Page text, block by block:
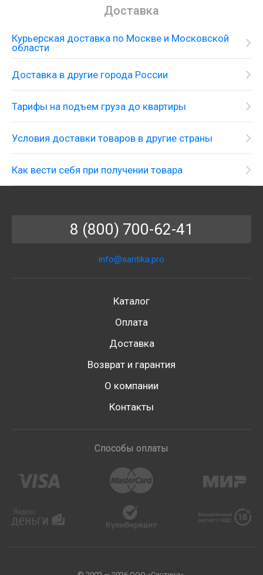
Доставка
Курьерская доставка по Москве и Московской
области
Доставка в другие города России
Тарифы на подъем груза до квартиры
Условия доставки товаров в другие страны
Как вести себя при получении товара
8 (800) 700-62-41
info@santika.pro
Каталог
Оплата
Доставка
Возврат и гарантия
О компании
Контакты
Способы оплаты